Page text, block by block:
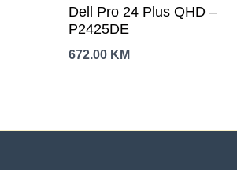
Dell Pro 24 Plus QHD –
P2425DE
672.00 KM